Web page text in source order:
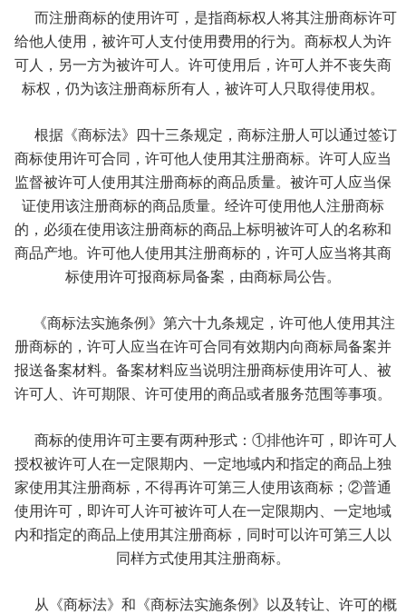
而注册商标的使用许可，是指商标权人将其注册商标许可
给他人使用，被许可人支付使用费用的行为。商标权人为许
可人，另一方为被许可人。许可使用后，许可人并不丧失商
标权，仍为该注册商标所有人，被许可人只取得使用权。
根据《商标法》四十三条规定，商标注册人可以通过签订
商标使用许可合同，许可他人使用其注册商标。许可人应当
监督被许可人使用其注册商标的商品质量。被许可人应当保
证使用该注册商标的商品质量。经许可使用他人注册商标
的，必须在使用该注册商标的商品上标明被许可人的名称和
商品产地。许可他人使用其注册商标的，许可人应当将其商
标使用许可报商标局备案，由商标局公告。
《商标法实施条例》第六十九条规定，许可他人使用其注
册商标的，许可人应当在许可合同有效期内向商标局备案并
报送备案材料。备案材料应当说明注册商标使用许可人、被
许可人、许可期限、许可使用的商品或者服务范围等事项。
商标的使用许可主要有两种形式：①排他许可，即许可人
授权被许可人在一定限期内、一定地域内和指定的商品上独
家使用其注册商标，不得再许可第三人使用该商标；②普通
使用许可，即许可人许可被许可人在一定限期内、一定地域
内和指定的商品上使用其注册商标，同时可以许可第三人以
同样方式使用其注册商标。
从《商标法》和《商标法实施条例》以及转让、许可的概